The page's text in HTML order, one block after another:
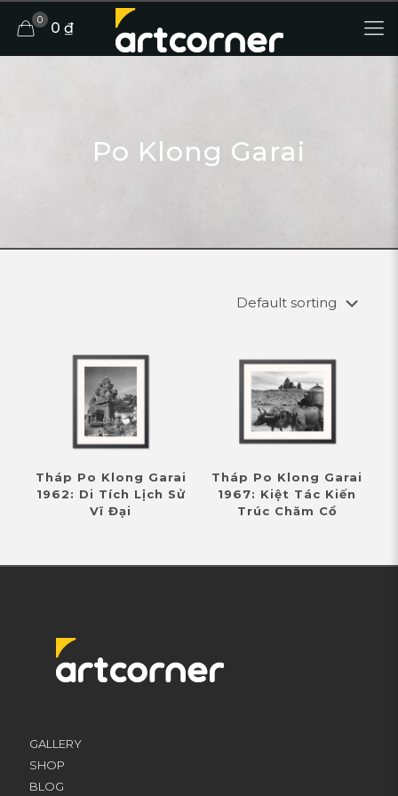
0 0 ₫
Po Klong Garai
Tháp Po Klong Garai
1962: Di Tích Lịch Sử
Vĩ Đại
Tháp Po Klong Garai
1967: Kiệt Tác Kiến
Trúc Chăm Cổ
GALLERY
SHOP
BLOG